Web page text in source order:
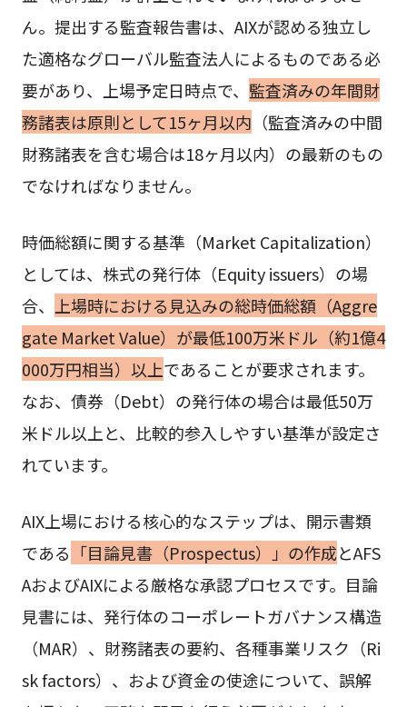
ん。提出する監査報告書は、AIXが認める独立し
た適格なグローバル監査法人によるものである必
要があり、上場予定日時点で、 監査済みの年間財
務諸表は原則として15ヶ月以内 （監査済みの中間
財務諸表を含む場合は18ヶ月以内）の最新のもの
でなければなりません。
時価総額に関する基準（Market Capitalization）
としては、株式の発行体（Equity issuers）の場
合、
上場時における見込みの総時価総額（Aggre
gate Market Value）が最低100万米ドル（約1億4
000万円相当）以上であることが要求されます。
なお、債券（Debt）の発行体の場合は最低50万
米ドル以上と、比較的参入しやすい基準が設定さ
れています。
AIX上場における核心的なステップは、開示書類
である 「目論見書（Prospectus）」の作成とAFS
AおよびAIXによる厳格な承認プロセスです。目論
見書には、発行体のコーポレートガバナンス構造
（MAR）、財務諸表の要約、各種事業リスク（Ri
sk factors）、および資金の使途について、誤解